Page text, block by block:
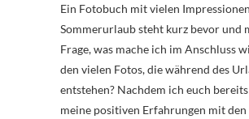
Ein Fotobuch mit vielen Impressionen Der
Sommerurlaub steht kurz bevor und
Frage, was mache ich im Anschluss
den vielen Fotos, die während des
entstehen? Nachdem ich euch
meine positiven Erfahrungen mit den